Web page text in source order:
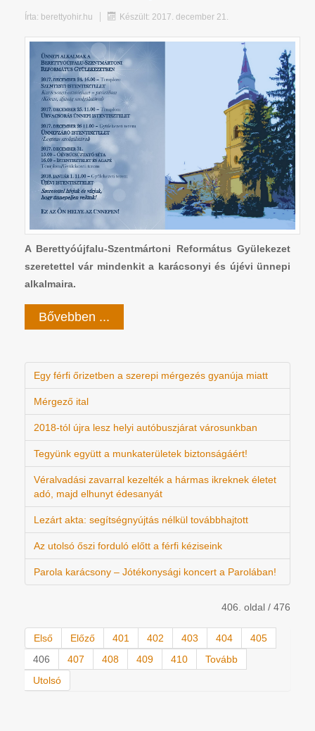
Írta: berettyohir.hu Készült: 2017. december 21.
A Berettyóújfalu-Szentmártoni Református Gyülekezet
szeretettel vár mindenkit a karácsonyi és újévi ünnepi
alkalmaira.
Bővebben ...
Egy férfi őrizetben a szerepi mérgezés gyanúja miatt
Mérgező ital
2018-tól újra lesz helyi autóbuszjárat városunkban
Tegyünk együtt a munkaterületek biztonságáért!
Véralvadási zavarral kezelték a hármas ikreknek életet
adó, majd elhunyt édesanyát
Lezárt akta: segítségnyújtás nélkül továbbhajtott
Az utolsó őszi forduló előtt a férfi kéziseink
Parola karácsony – Jótékonysági koncert a Parolában!
406. oldal / 476
Első Előző 401 402 403 404
405
406
407 408 409 410
Tovább
Utolsó